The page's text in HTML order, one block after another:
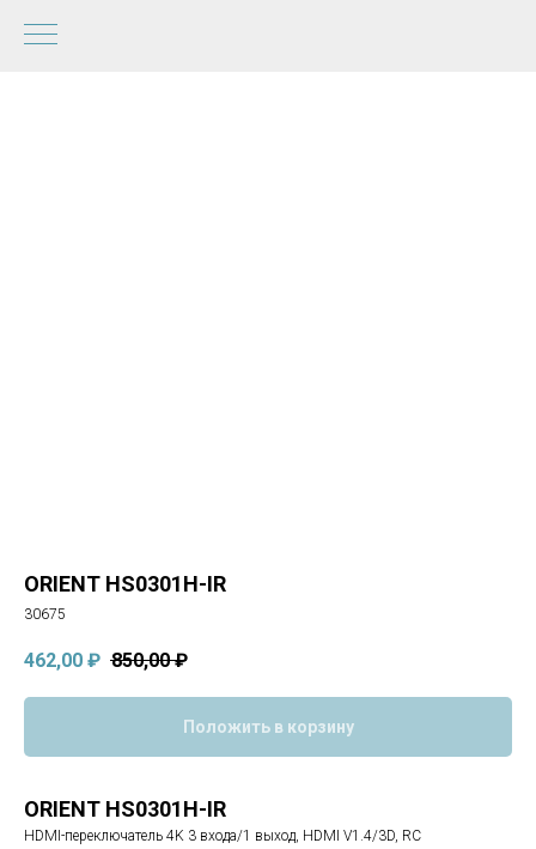
ORIENT HS0301H-IR
30675
462,00 ₽ 850,00 ₽
Положить в корзину
ORIENT HS0301H-IR
HDMI-переключатель 4K 3 входа/1 выход, HDMI V1.4/3D, RC